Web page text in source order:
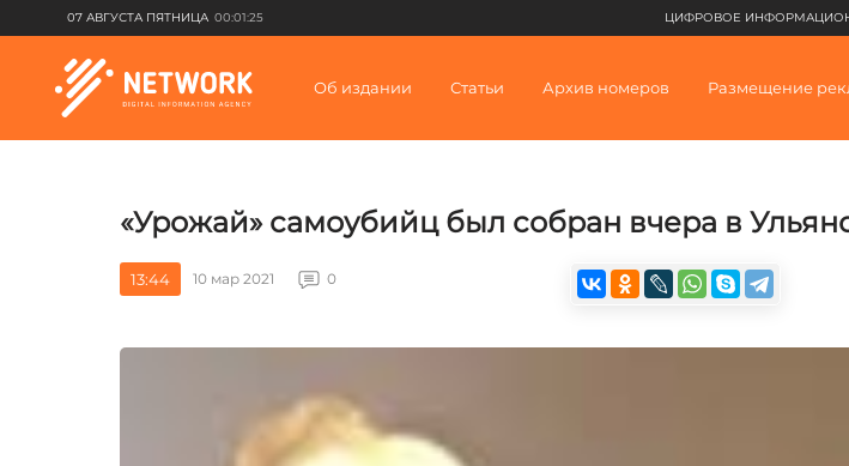
07 АВГУСТА ПЯТНИЦА 00:01:25 ЦИФРОВОЕ
Об издании Статьи Архив номеров Размещение
«Урожай» самоубийц был собран вчера в
13:44 10 мар 2021 0